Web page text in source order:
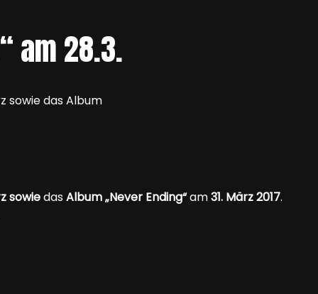
am 28.3.
sowie das Album
sowiedasAlbum „Never Ending“am31. März 2017.